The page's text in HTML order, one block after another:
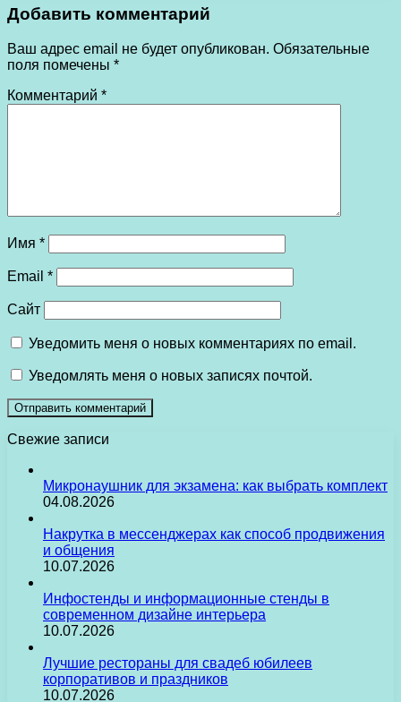
Добавить комментарий
Ваш адрес email не будет опубликован. Обязательные
поля помечены *
Комментарий *
Имя *
Email *
Сайт
Уведомить меня о новых комментариях по email.
Уведомлять меня о новых записях почтой.
Свежие записи
Микронаушник для экзамена: как выбрать комплект
04.08.2026
Накрутка в мессенджерах как способ продвижения
и общения
10.07.2026
Инфостенды и информационные стенды в
современном дизайне интерьера
10.07.2026
Лучшие рестораны для свадеб юбилеев
корпоративов и праздников
10.07.2026